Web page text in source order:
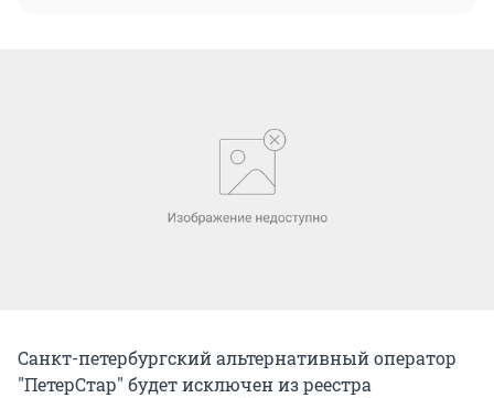
Санкт-петербургский альтернативный оператор
"ПетерСтар" будет исключен из реестра